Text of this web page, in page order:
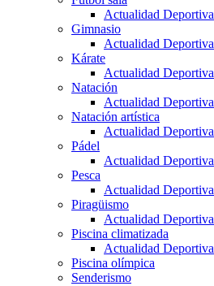
Actualidad Deportiva
Gimnasio
Actualidad Deportiva
Kárate
Actualidad Deportiva
Natación
Actualidad Deportiva
Natación artística
Actualidad Deportiva
Pádel
Actualidad Deportiva
Pesca
Actualidad Deportiva
Piragüismo
Actualidad Deportiva
Piscina climatizada
Actualidad Deportiva
Piscina olímpica
Senderismo